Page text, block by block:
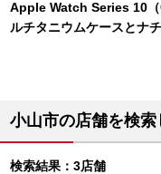
Apple Watch Series 10
ルチタニウムケースとナ
小山市の店舗を検
検索結果：3店舗